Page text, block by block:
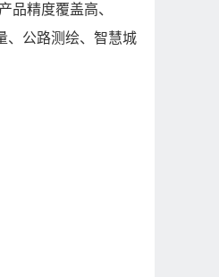
品精度覆盖高、
、公路测绘、智慧城